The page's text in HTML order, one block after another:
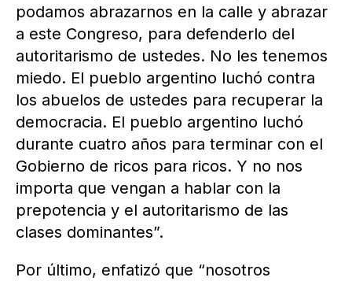
podamos abrazarnos en la calle y abrazar
a este Congreso, para defenderlo del
autoritarismo de ustedes. No les tenemos
miedo. El pueblo argentino luchó contra
los abuelos de ustedes para recuperar la
democracia. El pueblo argentino luchó
durante cuatro años para terminar con el
Gobierno de ricos para ricos. Y no nos
importa que vengan a hablar con la
prepotencia y el autoritarismo de las
clases dominantes”.
Por último, enfatizó que “nosotros